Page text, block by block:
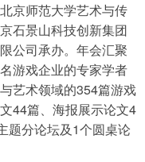
导航
京师范大学艺术与传
石景山科技创新集团
公司承办。年会汇聚
游戏企业的专家学者
艺术领域的354篇游戏
44篇、海报展示论文4
题分论坛及1个圆桌论